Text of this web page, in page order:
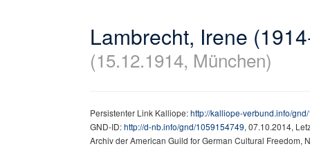
Lambrecht, Irene
(15.12.1914, München)
Persistenter Link Kalliope:http://kalliope-verbund.info/
GND-ID:http://d-nb.info/gnd/1059154749, 07.10.2014,
Archiv der American Guild for German Cultural Freedom,